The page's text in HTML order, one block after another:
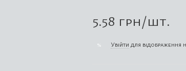
5.58 грн/шт.
% Увійти для відображення